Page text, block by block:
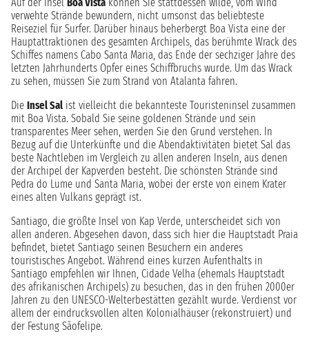
verwehte Strände bewundern, nicht umsonst das beliebteste
Reiseziel für Surfer. Darüber hinaus beherbergt Boa Vista eine der
Hauptattraktionen des gesamten Archipels, das berühmte Wrack des
Schiffes namens Cabo Santa Maria, das Ende der sechziger Jahre des
letzten Jahrhunderts Opfer eines Schiffbruchs wurde. Um das Wrack
zu sehen, müssen Sie zum Strand von Atalanta fahren.
Die Insel Sal ist vielleicht die bekannteste Touristeninsel zusammen
mit Boa Vista. Sobald Sie seine goldenen Strände und sein
transparentes Meer sehen, werden Sie den Grund verstehen. In
Bezug auf die Unterkünfte und die Abendaktivitäten bietet Sal das
beste Nachtleben im Vergleich zu allen anderen Inseln, aus denen
der Archipel der Kapverden besteht. Die schönsten Strände sind
Pedra do Lume und Santa Maria, wobei der erste von einem Krater
eines alten Vulkans geprägt ist.
Santiago, die größte Insel von Kap Verde, unterscheidet sich von
allen anderen. Abgesehen davon, dass sich hier die Hauptstadt Praia
befindet, bietet Santiago seinen Besuchern ein anderes
touristisches Angebot. Während eines kurzen Aufenthalts in
Santiago empfehlen wir Ihnen, Cidade Velha (ehemals Hauptstadt
des afrikanischen Archipels) zu besuchen, das in den frühen 2000er
Jahren zu den UNESCO-Welterbestätten gezählt wurde. Verdienst vor
allem der eindrucksvollen alten Kolonialhäuser (rekonstruiert) und
der Festung Sãofelipe.